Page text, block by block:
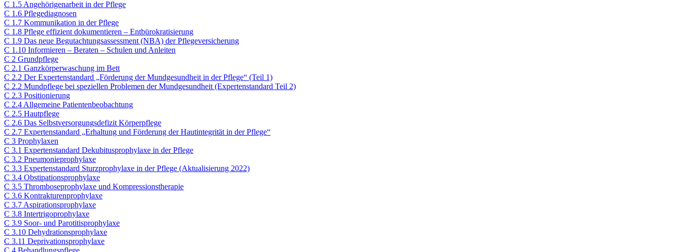
C 1.5 Angehörigenarbeit in der Pflege
C 1.6 Pflegediagnosen
C 1.7 Kommunikation in der Pflege
C 1.8 Pflege effizient dokumentieren – Entbürokratisierung
C 1.9 Das neue Begutachtungsassessment (NBA) der Pflegeversicherung
C 1.10 Informieren – Beraten – Schulen und Anleiten
C 2 Grundpflege​
C 2.1 Ganzkörperwaschung im Bett
C 2.2 Der Expertenstandard „Förderung der Mundgesundheit in der Pflege“ (Teil 1)
C 2.2 Mundpflege bei speziellen Problemen der Mundgesundheit (Expertenstandard Teil 2)
C 2.3 Positionierung
C 2.4 Allgemeine Patientenbeobachtung
C 2.5 Hautpflege
C 2.6 Das Selbstversorgungsdefizit Körperpflege
C 2.7 Expertenstandard „Erhaltung und Förderung der Hautintegrität in der Pflege“
C 3 Prophylaxen​
C 3.1 Expertenstandard Dekubitusprophylaxe in der Pflege
C 3.2 Pneumonieprophylaxe
C 3.3 Expertenstandard Sturzprophylaxe in der Pflege (Aktualisierung 2022)
C 3.4 Obstipationsprophylaxe
C 3.5 Thromboseprophylaxe und Kompressionstherapie
C 3.6 Kontrakturenprophylaxe
C 3.7 Aspirationsprophylaxe
C 3.8 Intertrigoprophylaxe
C 3.9 Soor- und Parotitisprophylaxe
C 3.10 Dehydrationsprophylaxe
C 3.11 Deprivationsprophylaxe